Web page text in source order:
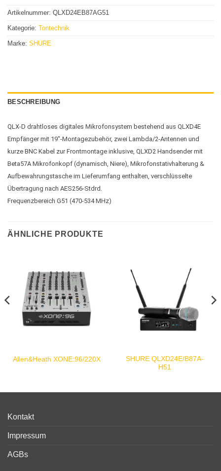
Artikelnummer: QLXD24EB87AG51
Kategorie: Tontechnik
Marke: SHURE
BESCHREIBUNG
QLX-D drahtloses digitales Mikrofonsystem bestehend aus QLXD4E
Empfänger mit 19″-Montagezubehör, zwei Lambda/2-Antennen und
kurze BNC Kabel zur Frontmontage inklusive, QLXD2 Handsender mit
Beta57A Mikrofonkopf (dynamisch, Niere), Mikrofonstativhalterung &
Aufbewahrungstasche im Lieferumfang enthalten, verschlüsselte
Übertragung nach AES256-Stdrd.
Frequenzbereich G51 (470-534 MHz)
ÄHNLICHE PRODUKTE
Allen&Heath XONE:96/220X
SHURE QLXD24E/B87A-
H51
Kontakt
Impressum
AGBs